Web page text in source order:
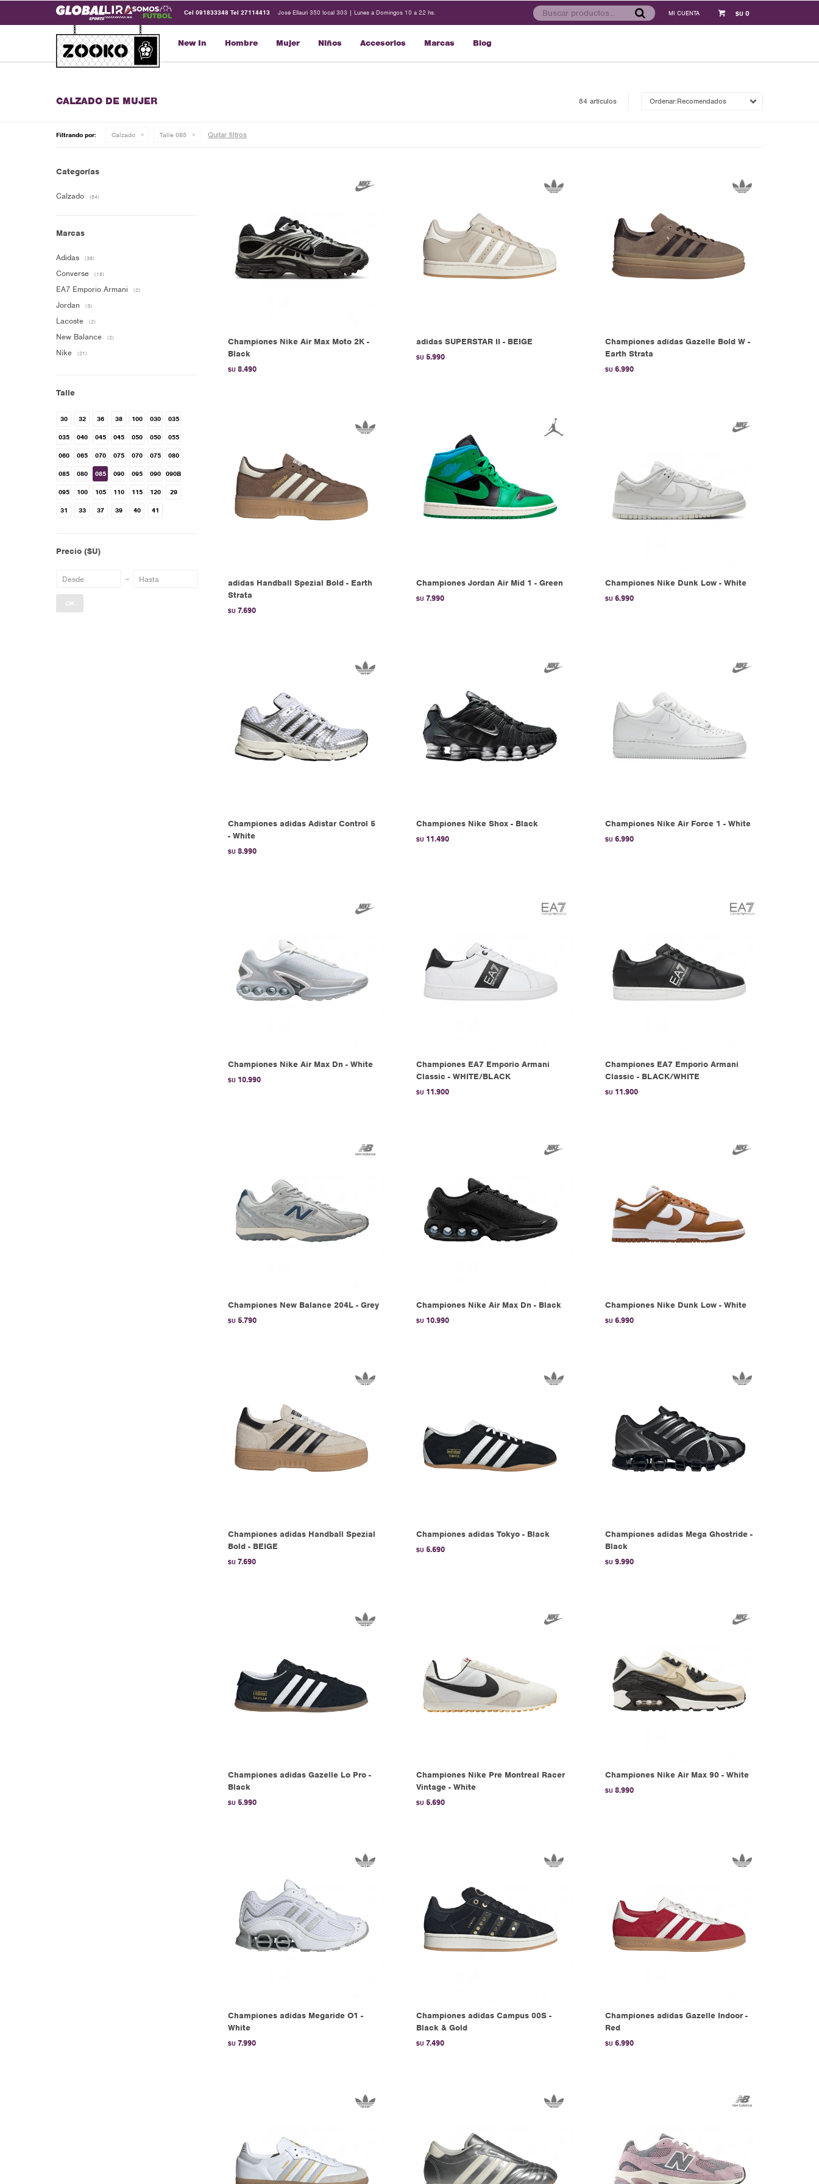
New In Hombre Mujer Niños Accesorios Marcas Blog
$U 0
Cel 091833348 Tel 27114413 José Ellauri 350 local 303 | Lunes a Domingos 10 a 22 hs.
CALZADO DE MUJER 84 artículos Recomendados
Filtrando por: Calzado Talle 085 Quitar filtros
Championes Nike Air Max Moto 2K -
Black
$U 8.490
adidas SUPERSTAR II - BEIGE
$U 5.990
Championes adidas Gazelle Bold W -
Earth Strata
$U 6.990
adidas Handball Spezial Bold - Earth
Strata
$U 7.690
Championes Jordan Air Mid 1 - Green
$U 7.990
Championes Nike Dunk Low - White
$U 6.990
Championes adidas Adistar Control 5
- White
$U 8.990
Championes Nike Shox - Black
$U 11.490
Championes Nike Air Force 1 - White
$U 6.990
Championes Nike Air Max Dn - White
$U 10.990
Championes EA7 Emporio Armani
Classic - WHITE/BLACK
$U 11.900
Championes EA7 Emporio Armani
Classic - BLACK/WHITE
$U 11.900
Championes New Balance 204L - Grey
$U 5.790
Championes Nike Air Max Dn - Black
$U 10.990
Championes Nike Dunk Low - White
$U 6.990
Championes adidas Handball Spezial
Bold - BEIGE
$U 7.690
Championes adidas Tokyo - Black
$U 5.690
Championes adidas Mega Ghostride -
Black
$U 9.990
Championes adidas Gazelle Lo Pro -
Black
$U 5.990
Championes Nike Pre Montreal Racer
Vintage - White
$U 5.690
Championes Nike Air Max 90 - White
$U 8.990
Championes adidas Megaride O1 -
White
$U 7.990
Championes adidas Campus 00S -
Black & Gold
$U 7.490
Championes adidas Gazelle Indoor -
Red
$U 6.990
Categorías
Calzado (84)
Marcas
Adidas (36)
Converse (18)
EA7 Emporio Armani (2)
Jordan (3)
Lacoste (2)
New Balance (2)
Nike (21)
Talle
30 32 36 38 100 030 035
035 040 045 045 050 050 055
060 065 070 075 070 075 080
085 080 085 090 095 090 090B
095 100 105 110 115 120 29
31 33 37 39 40 41
Precio ($U)
OK